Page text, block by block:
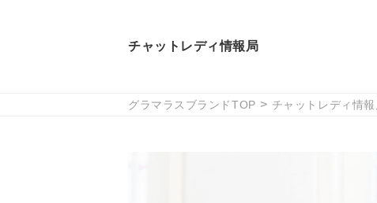
チャットレディ情報局
グラマラスブランドTOP チャットレディ情報